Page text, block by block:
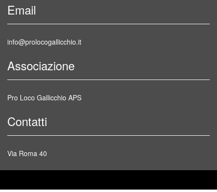
Email
info@prolocogallicchio.it
Associazione
Pro Loco Gallicchio APS
Contatti
Via Roma 40